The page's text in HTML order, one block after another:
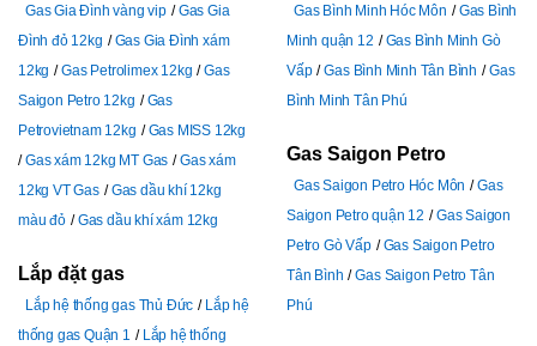
Gas Gia Đình vàng vip
Gas Gia
Đình đỏ 12kg
Gas Gia Đình xám
12kg
Gas Petrolimex 12kg
Gas
Saigon Petro 12kg
Gas
Petrovietnam 12kg
Gas MISS 12kg
Gas xám 12kg MT Gas
Gas xám
12kg VT Gas
Gas dầu khí 12kg
màu đỏ
Gas dầu khí xám 12kg
Lắp đặt gas
Lắp hệ thống gas Thủ Đức
Lắp hệ
thống gas Quận 1
Lắp hệ thống
Gas Bình Minh Hóc Môn
Gas Bình
Minh quận 12
Gas Bình Minh Gò
Vấp
Gas Bình Minh Tân Bình
Gas
Bình Minh Tân Phú
Gas Saigon Petro
Gas Saigon Petro Hóc Môn
Gas
Saigon Petro quận 12
Gas Saigon
Petro Gò Vấp
Gas Saigon Petro
Tân Bình
Gas Saigon Petro Tân
Phú